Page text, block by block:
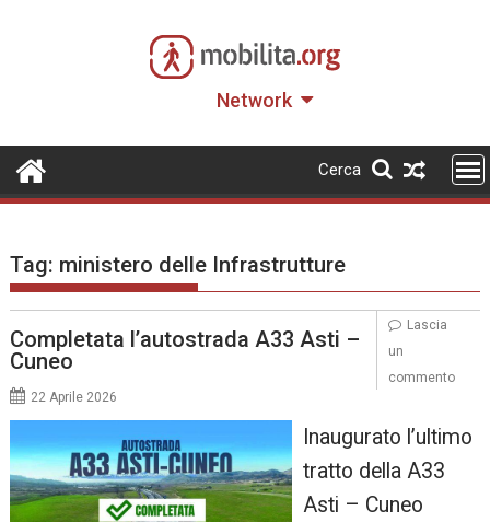
Network
Cerca
Tag: ministero delle Infrastrutture
Completata l’autostrada A33 Asti –
Cuneo
22 Aprile 2026
Inaugurato l’ultimo
tratto della A33
Asti – Cuneo
Lascia
un
commento